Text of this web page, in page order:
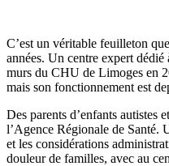
C’est un véritable feuilleton
années. Un centre expert dédié
murs du CHU de Limoges en
mais son fonctionnement est
Des parents d’enfants autistes
l’Agence Régionale de Santé.
et les considérations
douleur de familles, avec au